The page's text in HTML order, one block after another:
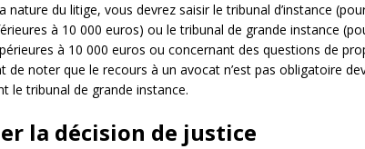
nature du litige, vous devrez saisir le tribunal d’instance
à 10 000 euros) ou le tribunal de grande instance
à 10 000 euros ou concernant des questions de
noter que le recours à un avocat n’est pas obligatoire
le tribunal de grande instance.
la décision de justice